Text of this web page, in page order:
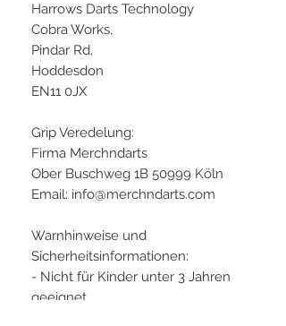
Harrows Darts Technology
Cobra Works,
Pindar Rd,
Hoddesdon
EN11 0JX
Grip Veredelung:
Firma Merchndarts
Ober Buschweg 1B 50999 Köln
Email: info@merchndarts.com
Warnhinweise und
Sicherheitsinformationen:
- Nicht für Kinder unter 3 Jahren
geeignet